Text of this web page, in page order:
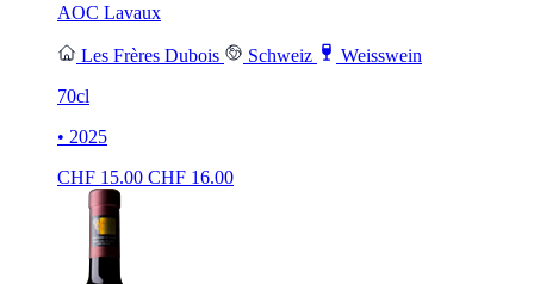
AOC Lavaux
Les Frères Dubois Schweiz
Weisswein
70cl
• 2025
CHF 15.00 CHF 16.00